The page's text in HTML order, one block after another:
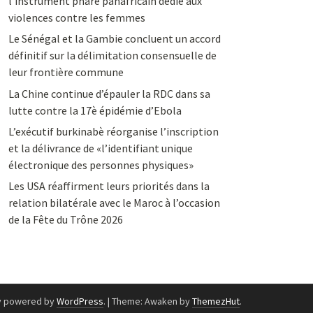
violences contre les femmes
Le Sénégal et la Gambie concluent un accord
définitif sur la délimitation consensuelle de
leur frontière commune
La Chine continue d’épauler la RDC dans sa
lutte contre la 17è épidémie d’Ebola
L’exécutif burkinabè réorganise l’inscription
et la délivrance de «l’identifiant unique
électronique des personnes physiques»
Les USA réaffirment leurs priorités dans la
relation bilatérale avec le Maroc à l’occasion
de la Fête du Trône 2026
powered byWordPress. | Theme: Awaken byThemezHut.